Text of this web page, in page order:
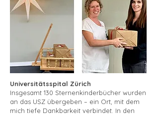
Universitätsspital Zürich
Insgesamt 130 Sternenkinderbücher wurden
an das USZ übergeben – ein Ort, mit dem
mich tiefe Dankbarkeit verbindet. In den